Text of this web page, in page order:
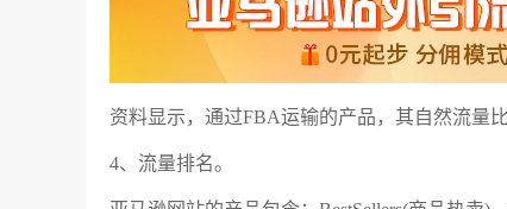
资料显示，通过FBA运输的产品，其自然流量
4、流量排名。